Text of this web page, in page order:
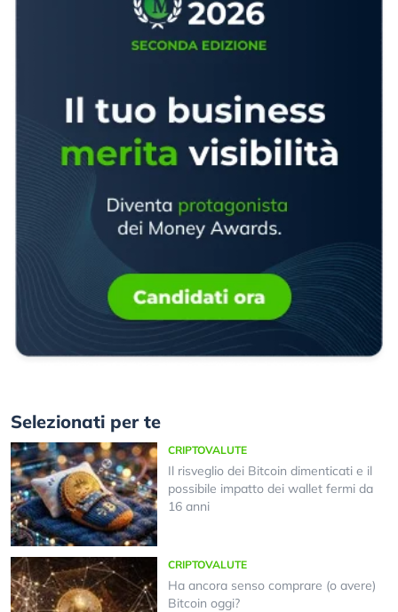
Selezionati per te
CRIPTOVALUTE
Il risveglio dei Bitcoin dimenticati e il
possibile impatto dei wallet fermi da
16 anni
CRIPTOVALUTE
Ha ancora senso comprare (o avere)
Bitcoin oggi?